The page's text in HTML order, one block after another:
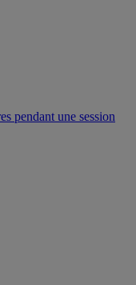
pendant une session